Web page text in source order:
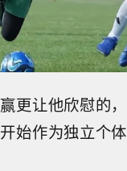
更让他欣慰的
始作为独立个